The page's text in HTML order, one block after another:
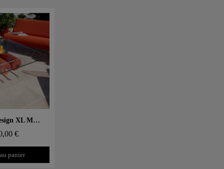
rapide Table basse design XL MW – Plateau en Verre, cylindre mousse alvéolaire
€
panier